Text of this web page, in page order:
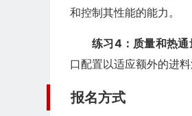
和控制其性能的能力。
练习4：质量和热通
口配置以适应额外的进
报名方式